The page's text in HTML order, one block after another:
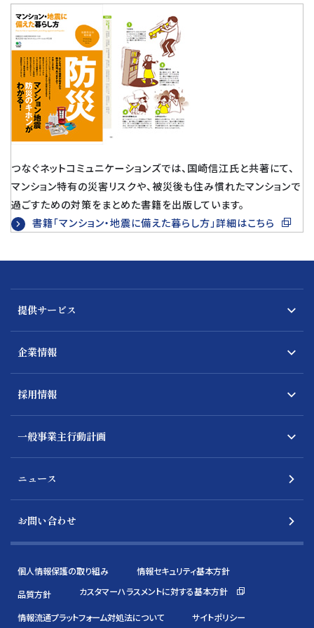
つなぐネットコミュニケーションズでは、国崎信江氏と共著にて、
マンション特有の災害リスクや、被災後も住み慣れたマンションで
過ごすための対策をまとめた書籍を出版しています。
書籍「マンション・地震に備えた暮らし方」詳細はこちら
提供サービス
企業情報
採用情報
一般事業主行動計画
ニュース
お問い合わせ
個人情報保護の取り組み
情報セキュリティ基本方針
品質方針
カスタマーハラスメントに対する基本方針
情報流通プラットフォーム対処法について サイトポリシー